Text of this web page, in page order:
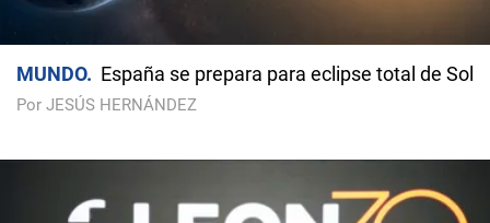
MUNDO España se prepara para eclipse total de Sol
Por JESÚS HERNÁNDEZ